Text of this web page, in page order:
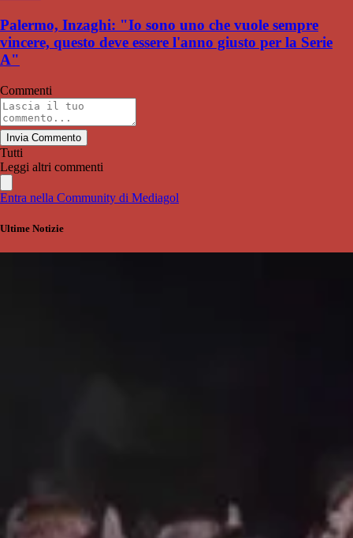
Palermo, Inzaghi: "Io sono uno che vuole sempre
vincere, questo deve essere l'anno giusto per la Serie
A"
Commenti
Invia Commento
Tutti
Leggi altri commenti
Entra nella Community di Mediagol
Ultime Notizie